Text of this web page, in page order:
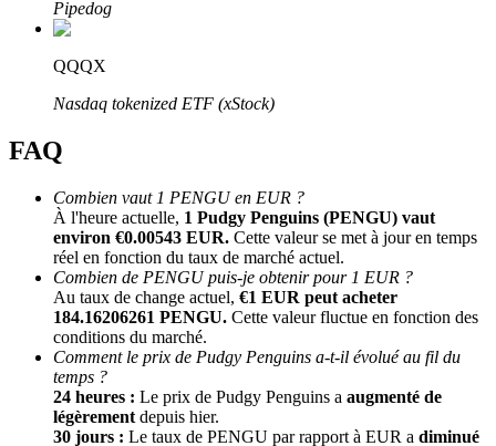
Affiliés Bitrue
Jusqu'à 65 % de commissions !
Parrainage
Invitez un ami pour recevoir des récompenses en espèces
BTC Welcome Rewards
Pipedog
QQQX
Nasdaq tokenized ETF (xStock)
FAQ
Combien vaut 1 PENGU en EUR ?
À l'heure actuelle, 1 Pudgy Penguins (PENGU) vaut
environ €0.00543 EUR. Cette valeur se met à jour en temps
réel en fonction du taux de marché actuel.
Combien de PENGU puis-je obtenir pour 1 EUR ?
Au taux de change actuel, €1 EUR peut acheter
184.16206261 PENGU. Cette valeur fluctue en fonction des
conditions du marché.
Comment le prix de Pudgy Penguins a-t-il évolué au fil du
temps ?
24 heures : Le prix de Pudgy Penguins a augmenté de
légèrement depuis hier.
30 jours : Le taux de PENGU par rapport à EUR a diminué